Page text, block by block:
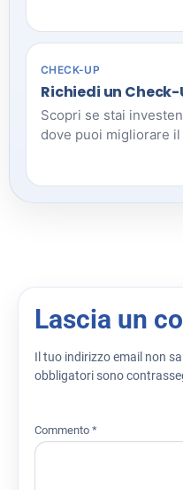
CHECK-UP
Richiedi un Check-
Scopri se stai
dove puoi migliorare
Lascia un
Il tuo indirizzo email non
obbligatori sono
Commento *